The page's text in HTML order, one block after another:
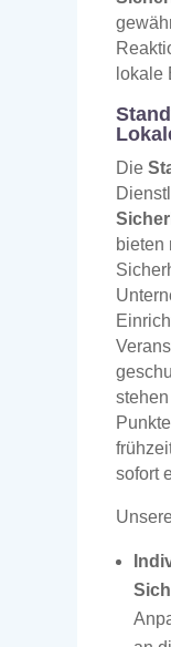
lokale
Die
bieten
sofort